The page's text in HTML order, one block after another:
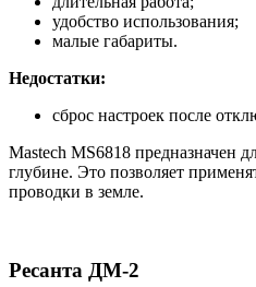
удобство использования;
малые габариты.
Недостатки:
сброс настроек после
Mastech MS6818 предназначен
глубине. Это позволяет
проводки в земле.
Ресанта ДМ-2